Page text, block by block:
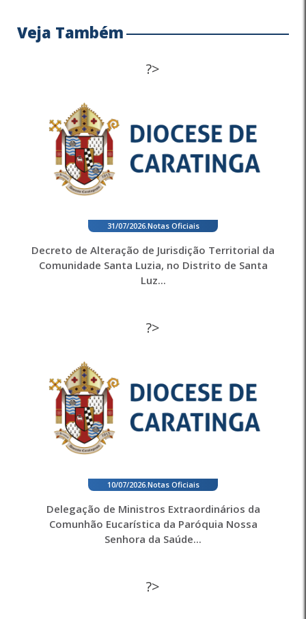
Veja Também
?>
31/07/2026. Notas Oficiais
Decreto de Alteração de Jurisdição Territorial da
Comunidade Santa Luzia, no Distrito de Santa
Luz...
?>
10/07/2026. Notas Oficiais
Delegação de Ministros Extraordinários da
Comunhão Eucarística da Paróquia Nossa
Senhora da Saúde...
?>